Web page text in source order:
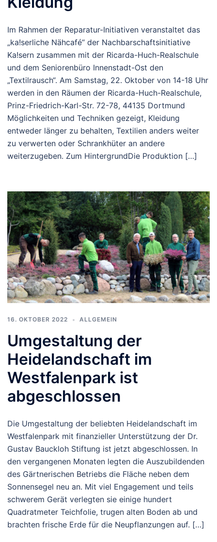
Im Rahmen der Reparatur-Initiativen veranstaltet das
„ka!serliche Nähcafé“ der Nachbarschaftsinitiative
Ka!sern zusammen mit der Ricarda-Huch-Realschule
und dem Seniorenbüro Innenstadt-Ost den
„Textilrausch“. Am Samstag, 22. Oktober von 14-18 Uhr
werden in den Räumen der Ricarda-Huch-Realschule,
Prinz-Friedrich-Karl-Str. 72-78, 44135 Dortmund
Möglichkeiten und Techniken gezeigt, Kleidung
entweder länger zu behalten, Textilien anders weiter
zu verwerten oder Schrankhüter an andere
weiterzugeben. Zum HintergrundDie Produktion […]
16. OKTOBER 2022 ALLGEMEIN
Umgestaltung der
Heidelandschaft im
Westfalenpark ist
abgeschlossen
Die Umgestaltung der beliebten Heidelandschaft im
Westfalenpark mit finanzieller Unterstützung der Dr.
Gustav Bauckloh Stiftung ist jetzt abgeschlossen. In
den vergangenen Monaten legten die Auszubildenden
des Gärtnerischen Betriebs die Fläche neben dem
Sonnensegel neu an. Mit viel Engagement und teils
schwerem Gerät verlegten sie einige hundert
Quadratmeter Teichfolie, trugen alten Boden ab und
brachten frische Erde für die Neupflanzungen auf. […]